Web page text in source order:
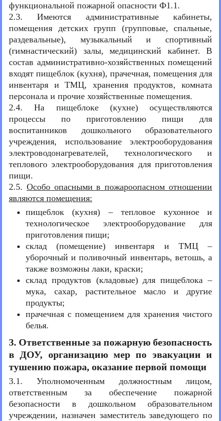
функциональной пожарной опасности Ф1.1.
2.3. Имеются административные кабинеты,
помещения детских групп (групповые, спальные,
раздевальные), музыкальный и спортивный
(гимнастический) залы, медицинский кабинет. В
состав административно-хозяйственных помещений
входят пищеблок (кухня), прачечная, помещения для
инвентаря и ТМЦ, хранения продуктов, комната
персонала и прочие хозяйственные помещения.
2.4. На пищеблоке (кухне) осуществляются
процессы по приготовлению пищи для
воспитанников дошкольного образовательного
учреждения, использование электрооборудования
электроводонагревателей, технологического и
теплового электрооборудования для приготовления
пищи.
2.5. Особо опасными в пожароопасном отношении
являются помещения:
пищеблок (кухня) – тепловое кухонное и
технологическое электрооборудование для
приготовления пищи;
склад (помещение) инвентаря и ТМЦ –
уборочный и поливочный инвентарь, ветошь, а
также возможны лаки, краски;
склад продуктов (кладовые) для пищеблока –
мука, сахар, растительное масло и другие
продукты;
прачечная с помещением для хранения чистого
белья.
3. Ответственные за пожарную безопасность
в ДОУ, организацию мер по эвакуации и
тушению пожара, оказание первой помощи
3.1. Уполномоченным должностным лицом,
ответственным за обеспечение пожарной
безопасности в дошкольном образовательном
учреждении, назначен заместитель заведующего по